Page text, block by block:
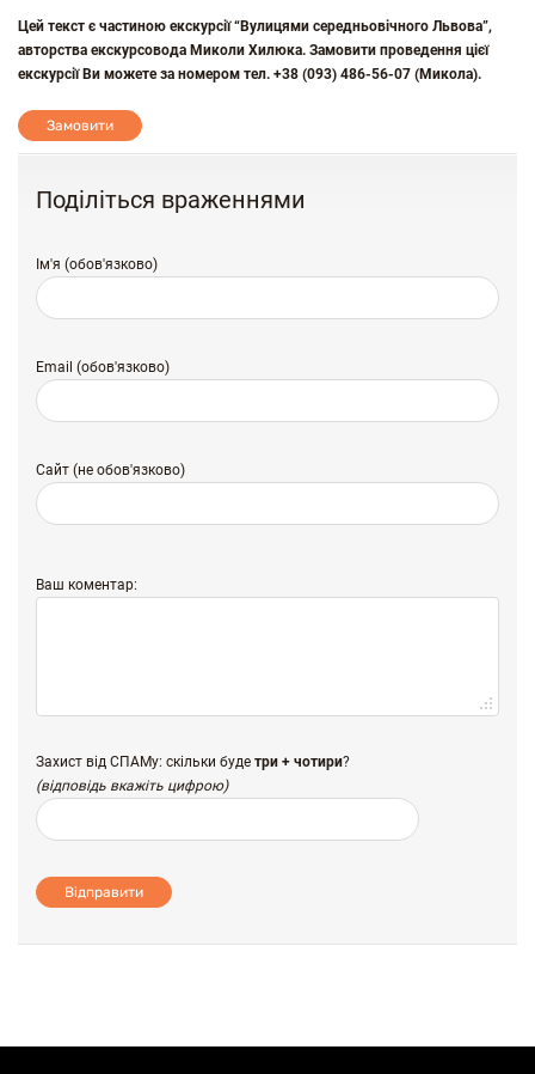
Цей текст є частиною екскурсії “Вулицями середньовічного Львова”,
авторства екскурсовода Миколи Хилюка. Замовити проведення цієї
екскурсії Ви можете за номером тел. +38 (093) 486-56-07 (Микола).
Замовити
Поділіться враженнями
Ім'я (обов'язково)
Email (обов'язково)
Сайт (не обов'язково)
Ваш коментар:
Захист від СПАМу: скільки буде три + чотири?
(відповідь вкажіть цифрою)
Відправити